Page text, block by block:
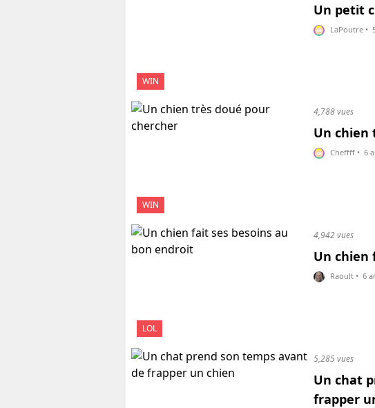
WIN
Un petit
LaPoutre •
WIN
4,788 vues
Un chien
Cheffff • 6
LOL
4,942 vues
Un chien
Raoult • 6
5,285 vues
Un chat
frapper